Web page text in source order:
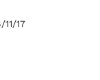
11/17